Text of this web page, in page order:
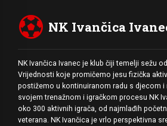
NK Ivančica
NK Ivančica Ivanec je klub čiji temelji sežu
Vrijednosti koje promičemo jesu fizička
postižemo u kontinuiranom radu s djecom i
svojem trenažnom i igračkom procesu NK
oko 300 aktivnih igrača, od najmlađih
veterana. NK Ivančica je vrlo perspektivna